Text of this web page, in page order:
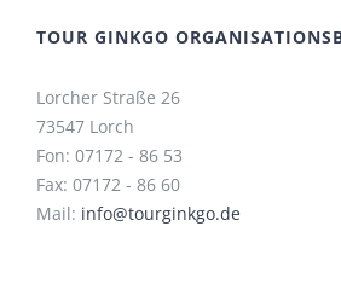
TOUR GINKGO
Lorcher Straße 26
73547 Lorch
Fon: 07172 - 86 53
Fax: 07172 - 86 60
Mail: info@tourginkgo.de